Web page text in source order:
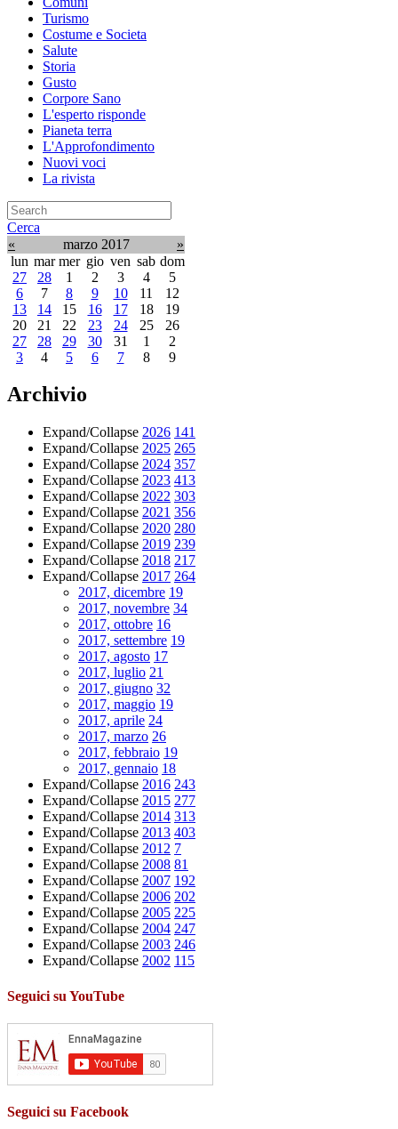
Turismo
Costume e Societa
Salute
Storia
Gusto
Corpore Sano
L'esperto risponde
Pianeta terra
L'Approfondimento
Nuovi voci
La rivista
Cerca
«
marzo 2017
»
lun mar mer gio ven sab dom
27
28 1 2 3 4
5
6
7 8 9 10 11
12
13
14 15 16 17 18
19
20
21 22 23 24 25
26
27
28 29 30 31 1
2
3
4 5 6 7 8 9
Archivio
Expand/Collapse 2026 141
Expand/Collapse 2025 265
Expand/Collapse 2024 357
Expand/Collapse 2023 413
Expand/Collapse 2022 303
Expand/Collapse 2021 356
Expand/Collapse 2020 280
Expand/Collapse 2019 239
Expand/Collapse 2018 217
Expand/Collapse 2017 264
2017, dicembre 19
2017, novembre 34
2017, ottobre 16
2017, settembre 19
2017, agosto 17
2017, luglio 21
2017, giugno 32
2017, maggio 19
2017, aprile 24
2017, marzo 26
2017, febbraio 19
2017, gennaio 18
Expand/Collapse 2016 243
Expand/Collapse 2015 277
Expand/Collapse 2014 313
Expand/Collapse 2013 403
Expand/Collapse 2012 7
Expand/Collapse 2008 81
Expand/Collapse 2007 192
Expand/Collapse 2006 202
Expand/Collapse 2005 225
Expand/Collapse 2004 247
Expand/Collapse 2003 246
Expand/Collapse 2002 115
Seguici su YouTube
Seguici su Facebook